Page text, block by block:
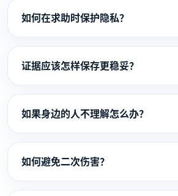
如何在求助时保护隐私？
证据应该怎样保存更稳妥？
如果身边的人不理解怎么办？
如何避免二次伤害？